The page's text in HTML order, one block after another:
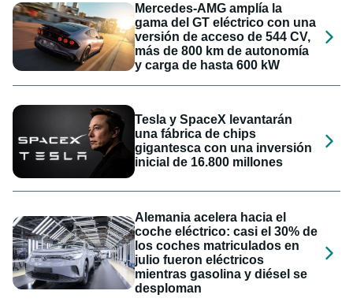
Mercedes-AMG amplía la
gama del GT eléctrico con una
versión de acceso de 544 CV,
más de 800 km de autonomía
y carga de hasta 600 kW
Tesla y SpaceX levantarán
una fábrica de chips
gigantesca con una inversión
inicial de 16.800 millones
Alemania acelera hacia el
coche eléctrico: casi el 30% de
los coches matriculados en
julio fueron eléctricos
mientras gasolina y diésel se
desploman